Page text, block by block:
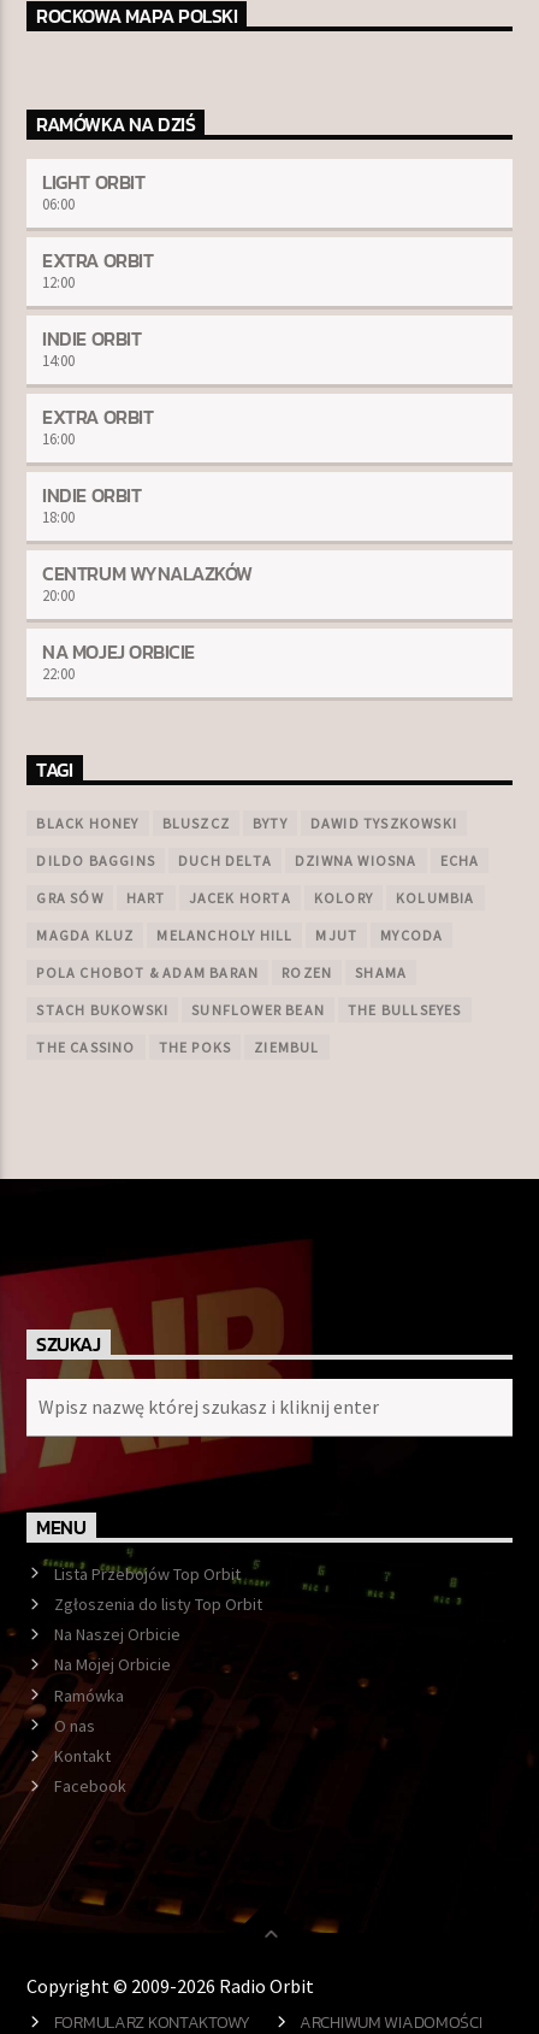
ROCKOWA MAPA POLSKI
RAMÓWKA NA DZIŚ
LIGHT ORBIT
06:00
EXTRA ORBIT
12:00
INDIE ORBIT
14:00
EXTRA ORBIT
16:00
INDIE ORBIT
18:00
CENTRUM WYNALAZKÓW
20:00
NA MOJEJ ORBICIE
22:00
TAGI
BLACK HONEY BLUSZCZ BYTY DAWID TYSZKOWSKI
DILDO BAGGINS DUCH DELTA DZIWNA WIOSNA ECHA
GRA SÓW HART JACEK HORTA KOLORY KOLUMBIA
MAGDA KLUZ MELANCHOLY HILL MJUT MYCODA
POLA CHOBOT & ADAM BARAN ROZEN SHAMA
STACH BUKOWSKI SUNFLOWER BEAN THE BULLSEYES
THE CASSINO THE POKS ZIEMBUL
SZUKAJ
MENU
Lista Przebojów Top Orbit
Zgłoszenia do listy Top Orbit
Na Naszej Orbicie
Na Mojej Orbicie
Ramówka
O nas
Kontakt
Facebook
Copyright © 2009-2026 Radio Orbit
FORMULARZ KONTAKTOWY
ARCHIWUM WIADOMOŚCI